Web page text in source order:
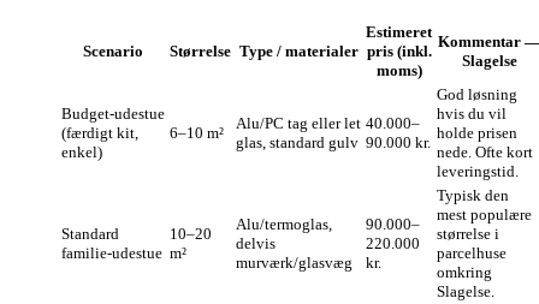
Scenario Størrelse Type / materialer
Estimeret
pris (inkl.
moms)
Kommentar —
Slagelse
Budget‑udestue
(færdigt kit,
enkel)
6–10 m²
Alu/PC tag eller let
glas, standard gulv
40.000–
90.000 kr.
God løsning
hvis du vil
holde prisen
nede. Ofte kort
leveringstid.
Standard
familie‑udestue
10–20
m²
Alu/termoglas,
delvis
murværk/glasvæg
90.000–
220.000
kr.
Typisk den
mest populære
størrelse i
parcelhuse
omkring
Slagelse.